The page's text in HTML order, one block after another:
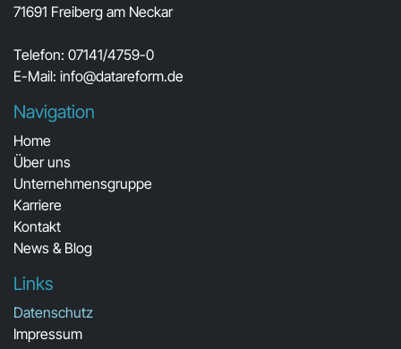
71691 Freiberg am Neckar
Telefon: 07141/4759-0
E-Mail: info@datareform.de
Navigation
Home
Über uns
Unternehmensgruppe
Karriere
Kontakt
News & Blog
Links
Datenschutz
Impressum